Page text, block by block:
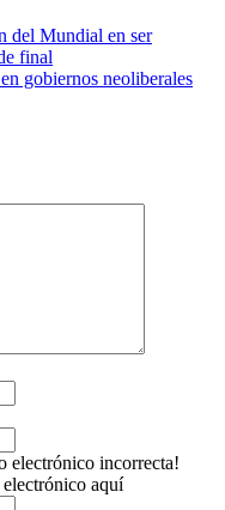
del Mundial en ser
final
gobiernos neoliberales
electrónico incorrecta!
aquí